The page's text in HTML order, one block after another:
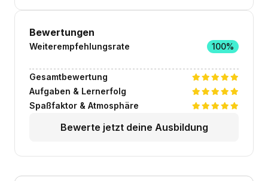
Bewertungen
Weiterempfehlungsrate 100%
Gesamtbewertung
Aufgaben & Lernerfolg
Spaßfaktor & Atmosphäre
Bewerte jetzt deine Ausbildung